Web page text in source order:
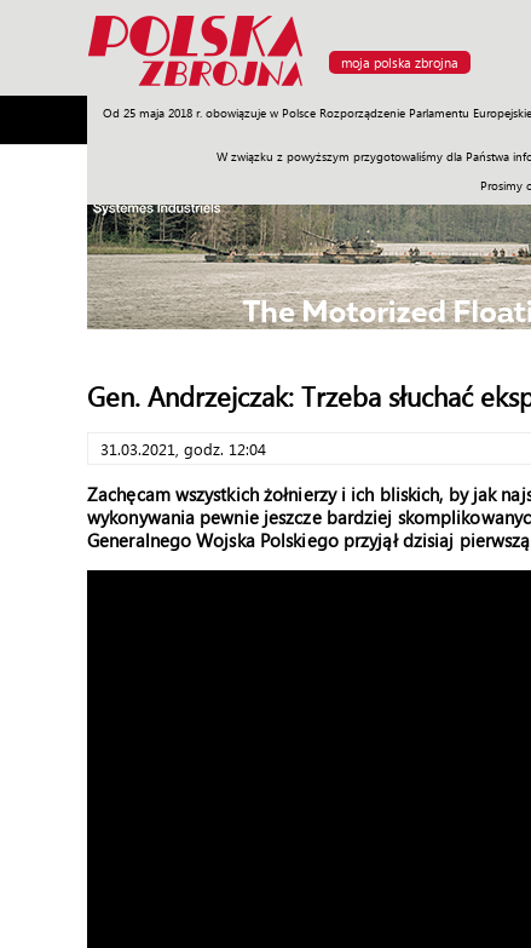
moja polska zbrojna
Od 25 maja 2018 r. obowiązuje w Polsce Rozporządzenie Parlamentu
W związku z powyższym przygotowaliśmy dla Państwa
Prosimy
Armia Poligon Sprzęt Misje Polityka Prawo
Gen. Andrzejczak: Trzeba słuchać
31.03.2021, godz. 12:04
Zachęcam wszystkich żołnierzy i ich bliskich, by jak
wykonywania pewnie jeszcze bardziej
Generalnego Wojska Polskiego przyjął dzisiaj